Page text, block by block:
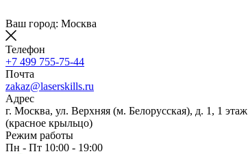
Ваш город: Москва
Телефон
+7 499 755-75-44
Почта
zakaz@laserskills.ru
Адрес
г. Москва, ул. Верхняя (м. Белорусская), д. 1, 1 этаж
(красное крыльцо)
Режим работы
Пн - Пт 10:00 - 19:00